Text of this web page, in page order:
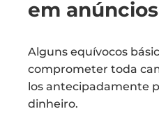
em anúncios
Alguns equívocos
comprometer toda
los antecipadamente
dinheiro.